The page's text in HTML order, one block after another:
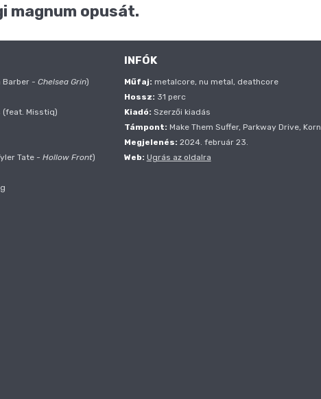
magnum opusát.
Barber -Chelsea Grin)
(feat. Misstiq)
Tate -Hollow Front)
INFÓK
Műfaj: metalcore, nu metal, deathcore
Hossz: 31 perc
Kiadó: Szerzői kiadás
Támpont: Make Them Suffer, Parkway Drive, Korn
Megjelenés: 2024. február 23.
Web: Ugrás az oldalra